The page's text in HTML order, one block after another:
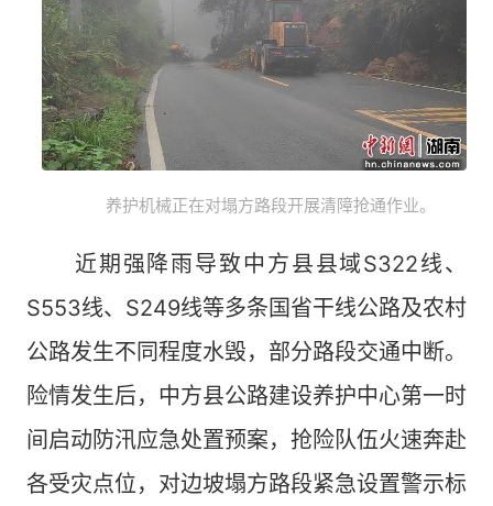
养护机械正在对塌方路段开展清障抢通作业。
近期强降雨导致中方县县域S322线、
S553线、S249线等多条国省干线公路及农村
公路发生不同程度水毁，部分路段交通中断。
险情发生后，中方县公路建设养护中心第一时
间启动防汛应急处置预案，抢险队伍火速奔赴
各受灾点位，对边坡塌方路段紧急设置警示标